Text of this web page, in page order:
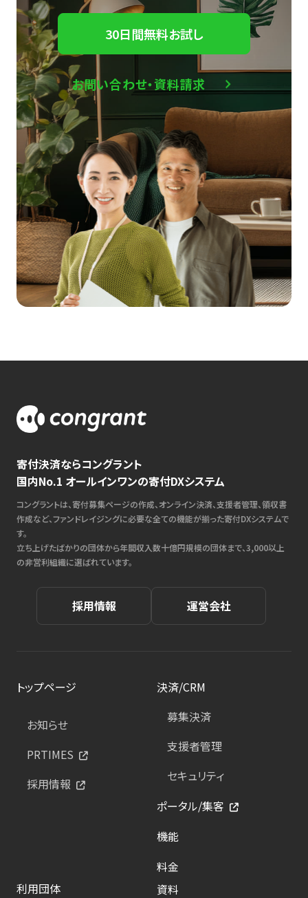
30日間無料お試し
お問い合わせ・資料請求
寄付決済ならコングラント
国内No.1 オールインワンの寄付DXシステム
コングラントは、寄付募集ページの作成、オンライン決済、支援者管理、領収書
作成など、ファンドレイジングに必要な全ての機能が揃った寄付DXシステムで
す。
立ち上げたばかりの団体から年間収入数十億円規模の団体まで、3,000以上
の非営利組織に選ばれています。
採用情報 運営会社
トップページ
お知らせ
PRTIMES
採用情報
決済/CRM
募集決済
支援者管理
セキュリティ
ポータル/集客
機能
料金
利用団体
資料